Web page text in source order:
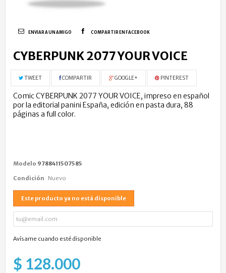
ENVIAR A UN AMIGO COMPARTIR EN FACEBOOK
CYBERPUNK 2077 YOUR VOICE
TWEET COMPARTIR GOOGLE+ PINTEREST
Comic CYBERPUNK 2077 YOUR VOICE, impreso en español
por la editorial panini España, edición en pasta dura, 88
páginas a full color.
Modelo 9788411507585
Condición Nuevo
Este producto ya no está disponible
Avísame cuando esté disponible
$ 128.000